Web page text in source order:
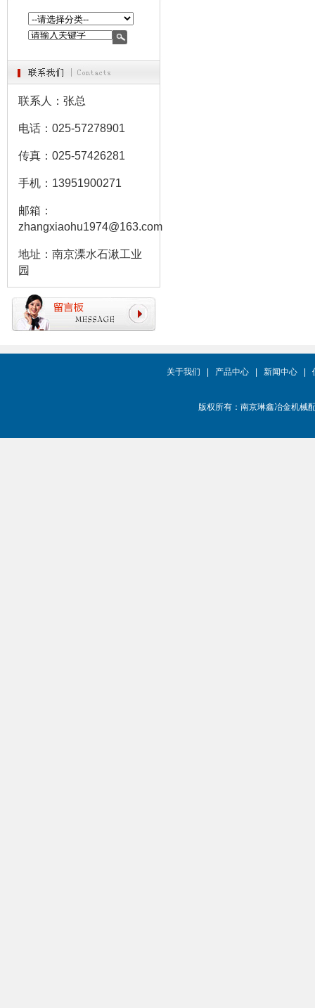
联系人：张总
电话：025-57278901
传真：025-57426281
手机：13951900271
邮箱：
zhangxiaohu1974@163.com
地址：南京溧水石湫工业
园
关于我们 产品中心| 新闻中心|
版权所有：南京琳鑫冶金机